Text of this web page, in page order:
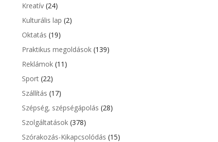
Kreatív(24)
Kulturális lap (2)
Oktatás (19)
Praktikus megoldások(139)
Reklámok(11)
Sport(22)
Szállítás (17)
Szépség, szépségápolás (28)
Szolgáltatások(378)
Szórakozás-Kikapcsolódás (15)